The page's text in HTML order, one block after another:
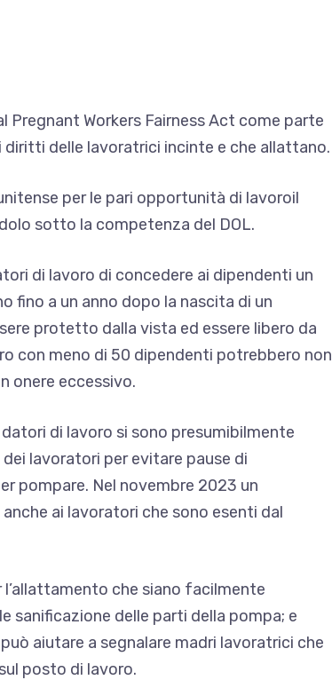
Pregnant Workers Fairness Act come parte
delle lavoratrici incinte e che allattano.
per le pari opportunità di lavoroil
sotto la competenza del DOL.
di lavoro di concedere ai dipendenti un
fino a un anno dopo la nascita di un
protetto dalla vista ed essere libero da
con meno di 50 dipendenti potrebbero non
onere eccessivo.
di lavoro si sono presumibilmente
dei lavoratori per evitare pause di
pompare. Nel novembre 2023 un
ai lavoratori che sono esenti dal
che siano facilmente
sanificazione delle parti della pompa; e
aiutare a segnalare madri lavoratrici che
posto di lavoro.